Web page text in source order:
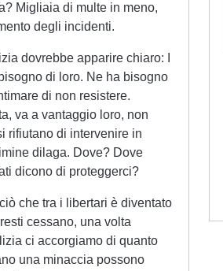
Migliaia di multe in meno,
degli incidenti.
dovrebbe apparire chiaro: I
di loro. Ne ha bisogno
di non resistere.
va a vantaggio loro, non
rifiutano di intervenire in
dilaga. Dove? Dove
dicono di proteggerci?
che tra i libertari è diventato
cessano, una volta
ci accorgiamo di quanto
una minaccia possono